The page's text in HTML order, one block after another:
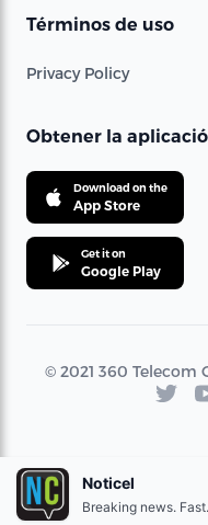
Términos de uso
Privacy Policy
Obtener la
Download on the
App Store
Get it on
Google Play
© 2021 360 Telecom
Noticel